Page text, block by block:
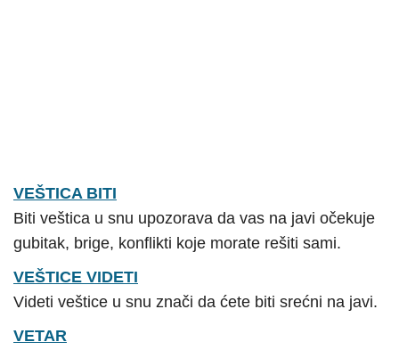
VEŠTICA BITI
Biti veštica u snu upozorava da vas na javi očekuje
gubitak, brige, konflikti koje morate rešiti sami.
VEŠTICE VIDETI
Videti veštice u snu znači da ćete biti srećni na javi.
VETAR